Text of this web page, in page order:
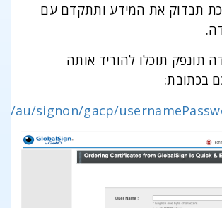
תבדוק את המידע ותתקדם עם
תונפק תוכלו להוריד אותה
בכתובת:
au/signon/gacp/